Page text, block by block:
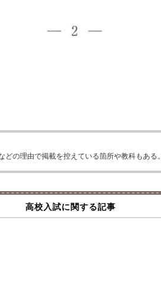
の理由で掲載を控えている箇所や教科もある。
高校入試に関する記事